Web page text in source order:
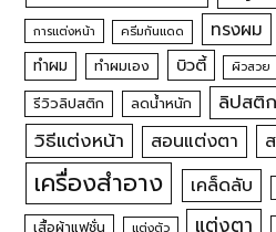
การแต่งหน้า ครีมกันแดด ทรงผม
ทำผม ทำผมเอง บิวตี้ ผิวสวย
รีวิวลิปสติก ลดน้ำหนัก ลิปสติก
วิธีแต่งหน้า
สอนแต่งตา
เครื่องสำอาง เคล็ดลับ
แต่งตา